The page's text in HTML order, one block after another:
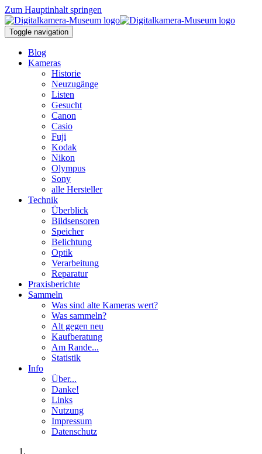
Zum Hauptinhalt springen
Toggle navigation
Blog
Kameras
Historie
Neuzugänge
Listen
Gesucht
Canon
Casio
Fuji
Kodak
Nikon
Olympus
Sony
alle Hersteller
Technik
Überblick
Bildsensoren
Speicher
Belichtung
Optik
Verarbeitung
Reparatur
Praxisberichte
Sammeln
Was sind alte Kameras wert?
Was sammeln?
Alt gegen neu
Kaufberatung
Am Rande...
Statistik
Info
Über...
Danke!
Links
Nutzung
Impressum
Datenschutz